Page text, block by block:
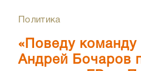
Политика
«Поведу
Андрей Бочаров